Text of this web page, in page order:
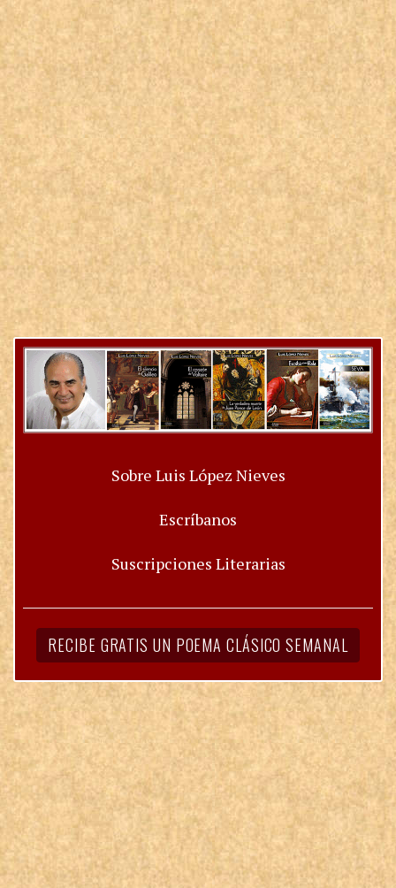
Sobre Luis López Nieves
Escríbanos
Suscripciones Literarias
RECIBE GRATIS UN POEMA CLÁSICO SEMANAL